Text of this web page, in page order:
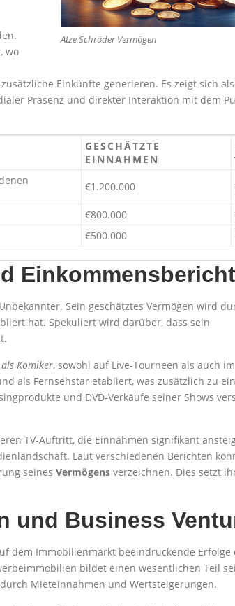
Atze Schröder Vermögen
wo
Einkünfte generieren. Es zeigt sich
Präsenz und direkter Interaktion mit dem
GESCHÄTZTE
EINNAHMEN
€1.200.000
€800.000
€500.000
Sein geschätztes Vermögen wird
hat. Spekuliert wird darüber, dass sein
Komiker, sowohl auf Live-Tourneen als auch im
als Fernsehstar etabliert, was zusätzlich zu
und DVD-Verkäufe seiner Shows
TV-Auftritt, die Einnahmen signifikant
Laut verschiedenen Berichten
seines Vermögens verzeichnen. Dies setzt
und Business
dem Immobilienmarkt beeindruckende Erfolge
bildet einen wesentlichen Teil
Mieteinnahmen und Wertsteigerungen.